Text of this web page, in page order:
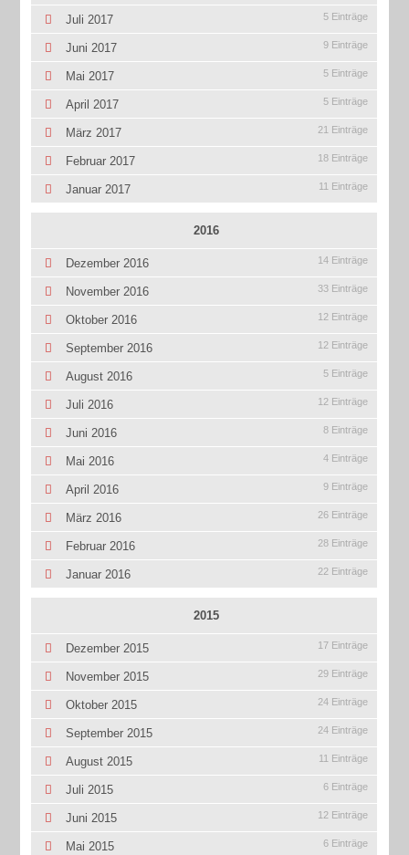
Juli 2017 5 Einträge
Juni 2017 9 Einträge
Mai 2017 5 Einträge
April 2017 5 Einträge
März 2017 21 Einträge
Februar 2017 18 Einträge
Januar 2017 11 Einträge
2016
Dezember 2016 14 Einträge
November 2016 33 Einträge
Oktober 2016 12 Einträge
September 2016 12 Einträge
August 2016 5 Einträge
Juli 2016 12 Einträge
Juni 2016 8 Einträge
Mai 2016 4 Einträge
April 2016 9 Einträge
März 2016 26 Einträge
Februar 2016 28 Einträge
Januar 2016 22 Einträge
2015
Dezember 2015 17 Einträge
November 2015 29 Einträge
Oktober 2015 24 Einträge
September 2015 24 Einträge
August 2015 11 Einträge
Juli 2015 6 Einträge
Juni 2015 12 Einträge
Mai 2015 6 Einträge